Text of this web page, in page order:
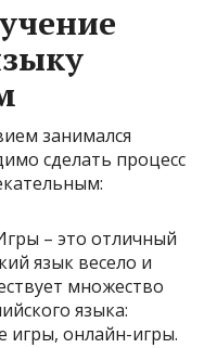
занимался
сделать процесс
– это отличный
язык весело и
множество
языка:
игры, онлайн-игры.